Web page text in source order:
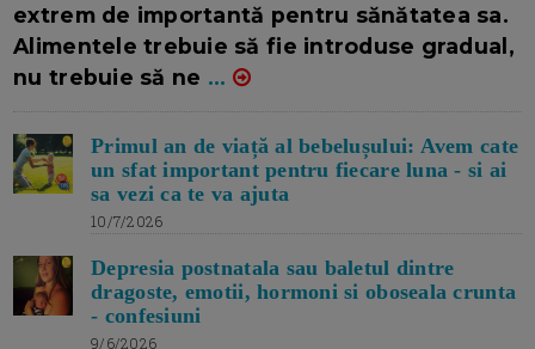
extrem de importantă pentru sănătatea sa.
Alimentele trebuie să fie introduse gradual,
nu trebuie să ne ...
Primul an de viață al bebelușului: Avem cate
un sfat important pentru fiecare luna - si ai
sa vezi ca te va ajuta
10/7/2026
Depresia postnatala sau baletul dintre
dragoste, emotii, hormoni si oboseala crunta
- confesiuni
9/6/2026